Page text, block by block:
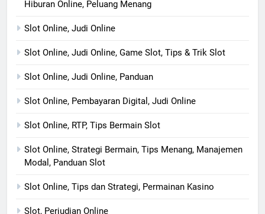
Hiburan Online, Peluang Menang
Slot Online, Judi Online
Slot Online, Judi Online, Game Slot, Tips & Trik Slot
Slot Online, Judi Online, Panduan
Slot Online, Pembayaran Digital, Judi Online
Slot Online, RTP, Tips Bermain Slot
Slot Online, Strategi Bermain, Tips Menang, Manajemen
Modal, Panduan Slot
Slot Online, Tips dan Strategi, Permainan Kasino
Slot, Perjudian Online